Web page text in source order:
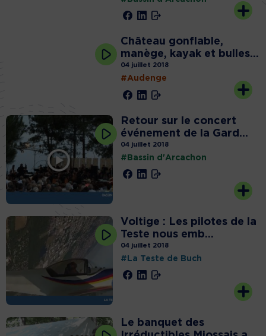
Château gonflable,
manège, kayak et bulles...
04 juillet 2018
#Audenge
Retour sur le concert
événement de la Gard...
04 juillet 2018
#Bassin d'Arcachon
Voltige : Les pilotes de la
Teste nous emb...
04 juillet 2018
#La Teste de Buch
Le banquet des